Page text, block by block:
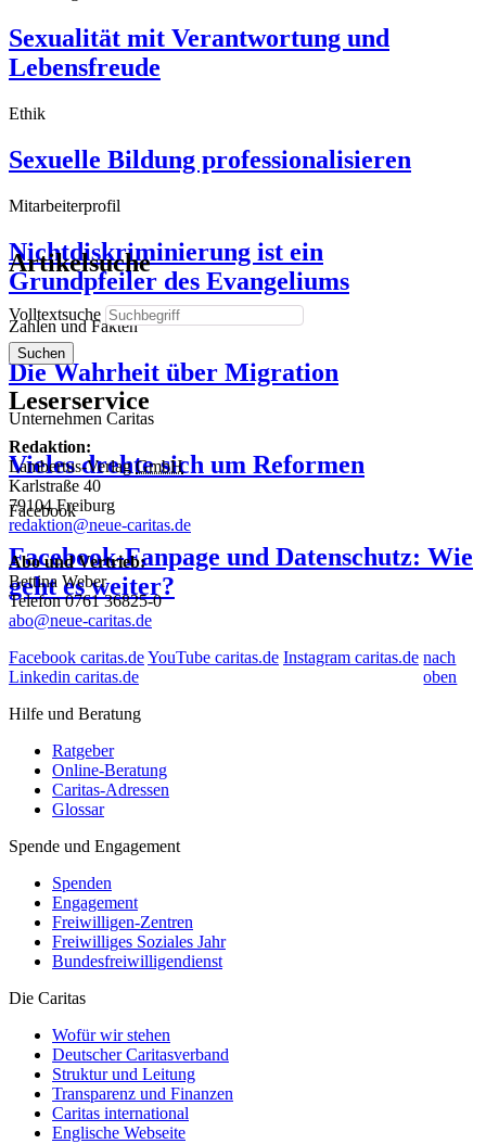
Sexualität mit Verantwortung und
Lebensfreude
Ethik
Sexuelle Bildung professionalisieren
Mitarbeiterprofil
Nichtdiskriminierung ist ein
Grundpfeiler des Evangeliums
Zahlen und Fakten
Die Wahrheit über Migration
Unternehmen Caritas
Vieles drehte sich um Reformen
Facebook
Facebook-Fanpage und Datenschutz: Wie
geht es weiter?
Artikelsuche
Volltextsuche
Suchen
Leserservice
Redaktion:
Lambertus-VerlagGmbH
Karlstraße 40
79104 Freiburg
redaktion@neue-caritas.de
Abo und Vertrieb:
Bettina Weber
Telefon 0761 36825-0
abo@neue-caritas.de
Facebook caritas.deYouTube caritas.de Instagram caritas.de
Linkedin caritas.de
nach
oben
Hilfe und Beratung
Ratgeber
Online-Beratung
Caritas-Adressen
Glossar
Spende und Engagement
Spenden
Engagement
Freiwilligen-Zentren
Freiwilliges Soziales Jahr
Bundesfreiwilligendienst
Die Caritas
Wofür wir stehen
Deutscher Caritasverband
Struktur und Leitung
Transparenz und Finanzen
Caritas international
Englische Webseite